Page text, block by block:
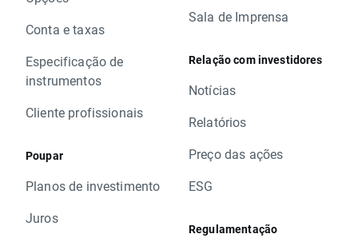
Conta e taxas
Especificação de
instrumentos
Cliente profissionais
Poupar
Planos de investimento
Juros
Sala de Imprensa
Relação com investidores
Notícias
Relatórios
Preço das ações
ESG
Regulamentação